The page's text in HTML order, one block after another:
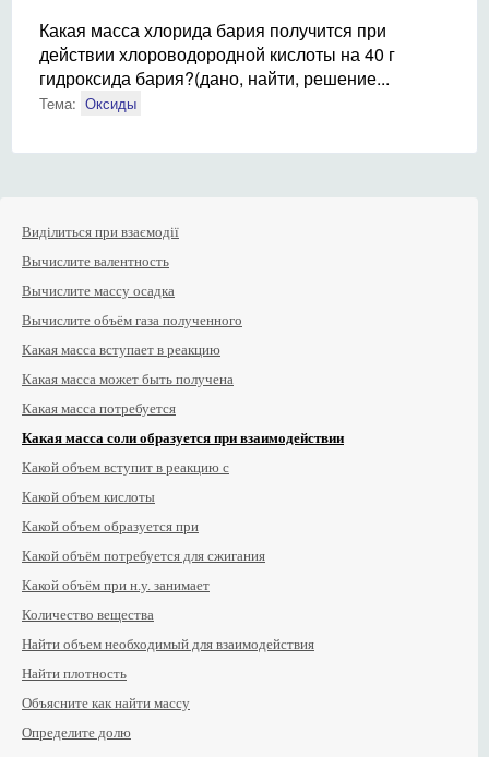
Какая масса хлорида бария получится при
действии хлороводородной кислоты на 40 г
гидроксида бария?(дано, найти, решение...
Тема: Оксиды
Виділиться при взаємодії
Вычислите валентность
Вычислите массу осадка
Вычислите объём газа полученного
Какая масса вступает в реакцию
Какая масса может быть получена
Какая масса потребуется
Какая масса соли образуется при взаимодействии
Какой объем вступит в реакцию с
Какой объем кислоты
Какой объем образуется при
Какой объём потребуется для сжигания
Какой объём при н.у. занимает
Количество вещества
Найти объем необходимый для взаимодействия
Найти плотность
Объясните как найти массу
Определите долю